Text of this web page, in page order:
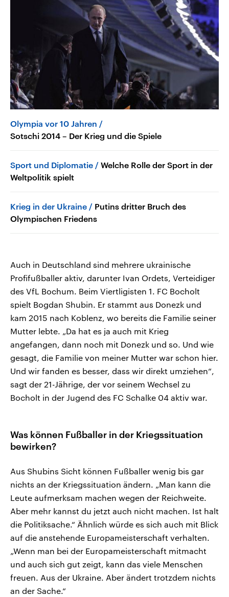
Olympia vor 10 Jahren
Sotschi 2014 – Der Krieg und die Spiele
Sport und Diplomatie
Welche Rolle der Sport in der
Weltpolitik spielt
Krieg in der Ukraine
Putins dritter Bruch des
Olympischen Friedens
Auch in Deutschland sind mehrere ukrainische
Profifußballer aktiv, darunter Ivan Ordets, Verteidiger
des VfL Bochum. Beim Viertligisten 1. FC Bocholt
spielt Bogdan Shubin. Er stammt aus Donezk und
kam 2015 nach Koblenz, wo bereits die Familie seiner
Mutter lebte. „Da hat es ja auch mit Krieg
angefangen, dann noch mit Donezk und so. Und wie
gesagt, die Familie von meiner Mutter war schon hier.
Und wir fanden es besser, dass wir direkt umziehen“,
sagt der 21-Jährige, der vor seinem Wechsel zu
Bocholt in der Jugend des FC Schalke 04 aktiv war.
Was können Fußballer in der Kriegssituation
bewirken?
Aus Shubins Sicht können Fußballer wenig bis gar
nichts an der Kriegssituation ändern. „Man kann die
Leute aufmerksam machen wegen der Reichweite.
Aber mehr kannst du jetzt auch nicht machen. Ist halt
die Politiksache.“ Ähnlich würde es sich auch mit Blick
auf die anstehende Europameisterschaft verhalten.
„Wenn man bei der Europameisterschaft mitmacht
und auch sich gut zeigt, kann das viele Menschen
freuen. Aus der Ukraine. Aber ändert trotzdem nichts
an der Sache.“